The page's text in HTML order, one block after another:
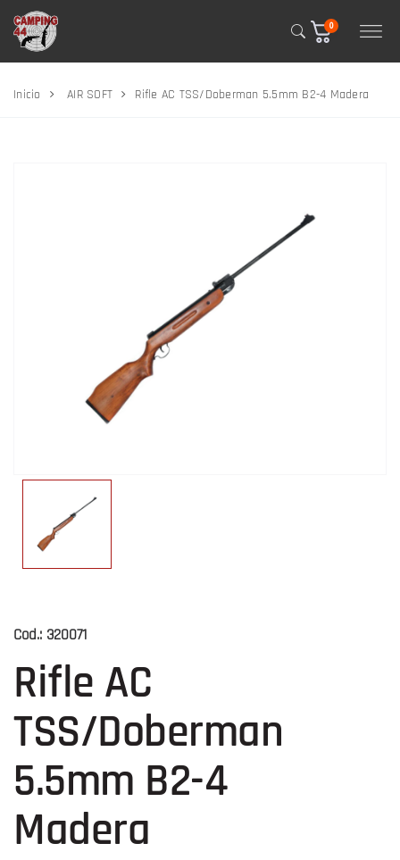
0
Inicio AIR SOFT Rifle AC TSS/Doberman 5.5mm B2-4 Madera
Cod.: 320071
Rifle AC
TSS/Doberman
5.5mm B2-4
Madera